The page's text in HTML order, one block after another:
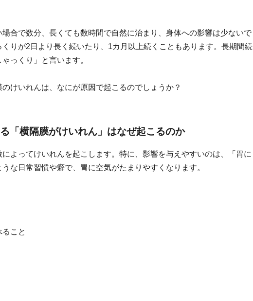
合で数分、長くても数時間で自然に治まり、身体への影響は少ないで
りが2日より長く続いたり、1カ月以上続くこともあります。長期間続
っくり」と言います。
けいれんは、なにが原因で起こるのでしょうか？
「横隔膜がけいれん」はなぜ起こるのか
よってけいれんを起こします。特に、影響を与えやすいのは、「胃に
な日常習慣や癖で、胃に空気がたまりやすくなります。
こと